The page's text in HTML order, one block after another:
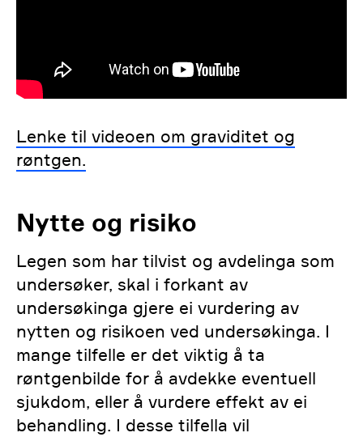
Lenke til videoen om graviditet og
røntgen.
Nytte og risiko
Legen som har tilvist og avdelinga som
undersøker, skal i forkant av
undersøkinga gjere ei vurdering av
nytten og risikoen ved undersøkinga. I
mange tilfelle er det viktig å ta
røntgenbilde for å avdekke eventuell
sjukdom, eller å vurdere effekt av ei
behandling. I desse tilfella vil